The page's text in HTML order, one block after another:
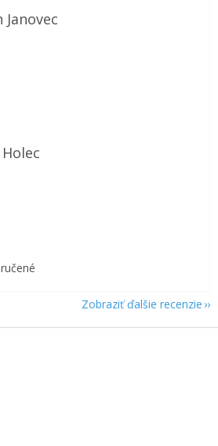
Janovec
obchodu je 5 z 5 hviezdičiek.
obchodu je 5 z 5 hviezdičiek.
obchodu je 5 z 5 hviezdičiek.
obchodu je 5 z 5 hviezdičiek.
Zobraziť ďalšie recenzie